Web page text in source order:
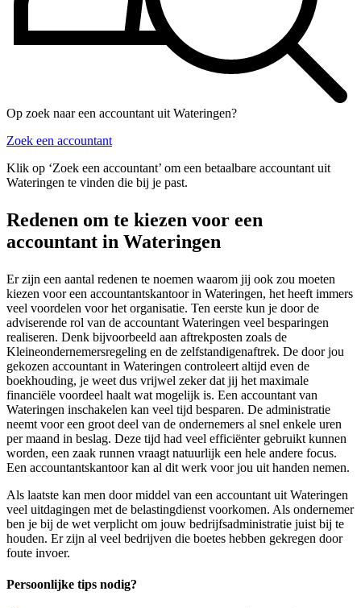
Op zoek naar een accountant uit Wateringen?
Zoek een accountant
Klik op ‘Zoek een accountant’ om een betaalbare accountant uit
Wateringen te vinden die bij je past.
Redenen om te kiezen voor een
accountant in Wateringen
Er zijn een aantal redenen te noemen waarom jij ook zou moeten
kiezen voor een accountantskantoor in Wateringen, het heeft immers
veel voordelen voor het organisatie. Ten eerste kun je door de
adviserende rol van de accountant Wateringen veel besparingen
realiseren. Denk bijvoorbeeld aan aftrekposten zoals de
Kleineondernemersregeling en de zelfstandigenaftrek. De door jou
gekozen accountant in Wateringen controleert altijd even de
boekhouding, je weet dus vrijwel zeker dat jij het maximale
financiële voordeel haalt wat mogelijk is. Een accountant van
Wateringen inschakelen kan veel tijd besparen. De administratie
neemt voor een groot deel van de ondernemers al snel enkele uren
per maand in beslag. Deze tijd had veel efficiënter gebruikt kunnen
worden, een zaak runnen vraagt natuurlijk een hele andere focus.
Een accountantskantoor kan al dit werk voor jou uit handen nemen.
Als laatste kan men door middel van een accountant uit Wateringen
veel uitdagingen met de belastingdienst voorkomen. Als ondernemer
ben je bij de wet verplicht om jouw bedrijfsadministratie juist bij te
houden. Er zijn al veel bedrijven die boetes hebben gekregen door
foute invoer.
Persoonlijke tips nodig?